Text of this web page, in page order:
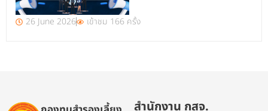
26 June 2026 เข้าชม 166 ครั้ง
สำนักงาน กสจ.